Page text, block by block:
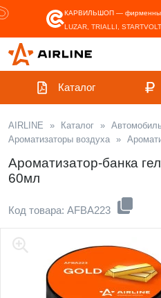
КАРВИЛЬШОП —
LUZAR, TRIALLI,
Каталог
AIRLINE » Каталог »
Ароматизаторы воздуха »
Ароматизатор-банка
60мл
Код товара: AFBA223